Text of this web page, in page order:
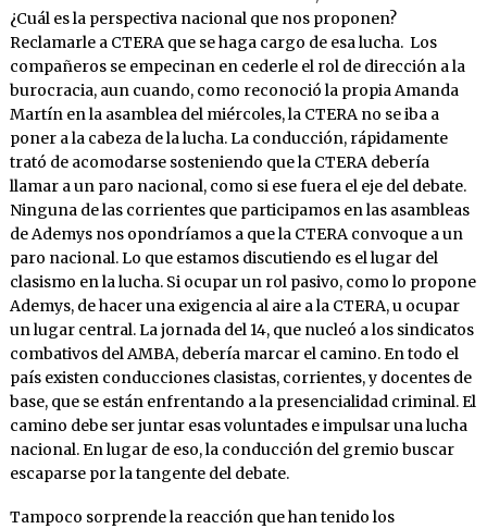
¿Cuál es la perspectiva nacional que nos proponen?
Reclamarle a CTERA que se haga cargo de esa lucha. Los
compañeros se empecinan en cederle el rol de dirección a la
burocracia, aun cuando, como reconoció la propia Amanda
Martín en la asamblea del miércoles, la CTERA no se iba a
poner a la cabeza de la lucha. La conducción, rápidamente
trató de acomodarse sosteniendo que la CTERA debería
llamar a un paro nacional, como si ese fuera el eje del debate.
Ninguna de las corrientes que participamos en las asambleas
de Ademys nos opondríamos a que la CTERA convoque a un
paro nacional. Lo que estamos discutiendo es el lugar del
clasismo en la lucha. Si ocupar un rol pasivo, como lo propone
Ademys, de hacer una exigencia al aire a la CTERA, u ocupar
un lugar central. La jornada del 14, que nucleó a los sindicatos
combativos del AMBA, debería marcar el camino. En todo el
país existen conducciones clasistas, corrientes, y docentes de
base, que se están enfrentando a la presencialidad criminal. El
camino debe ser juntar esas voluntades e impulsar una lucha
nacional. En lugar de eso, la conducción del gremio buscar
escaparse por la tangente del debate.
Tampoco sorprende la reacción que han tenido los